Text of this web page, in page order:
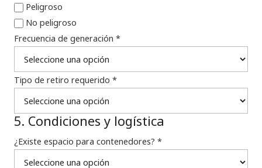
Peligroso
No peligroso
Frecuencia de generación *
Tipo de retiro requerido *
5. Condiciones y logística
¿Existe espacio para contenedores? *